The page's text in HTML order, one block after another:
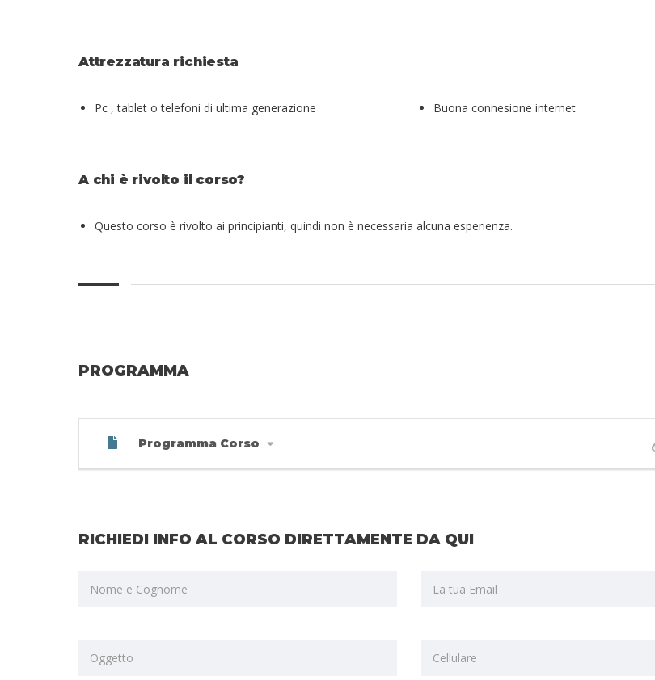
Attrezzatura richiesta
Pc , tablet o telefoni di ultima generazione Buona connesione internet
A chi è rivolto il corso?
Questo corso è rivolto ai principianti, quindi non è necessaria alcuna esperienza.
PROGRAMMA
Programma Corso
RICHIEDI INFO AL CORSO DIRETTAMENTE DA QUI